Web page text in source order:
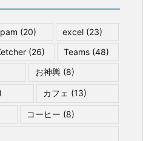
(20) excel(23)
(26) Teams (48)
お神輿(8)
カフェ (13)
コーヒー (8)